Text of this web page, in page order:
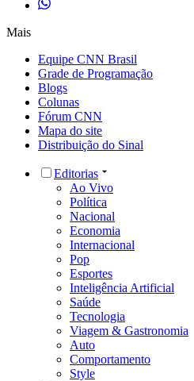
Mais
Equipe CNN Brasil
Grade de Programação
Blogs
Colunas
Fórum CNN
Mapa do site
Distribuição do Sinal
Editorias
Ao Vivo
Política
Nacional
Economia
Internacional
Pop
Esportes
Inteligência Artificial
Saúde
Tecnologia
Viagem & Gastronomia
Auto
Comportamento
Style